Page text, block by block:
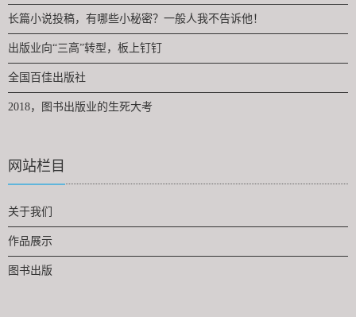
长篇小说投稿，有哪些小秘密？一般人我不告诉他！
出版业向“三高”转型，板上钉钉
全国百佳出版社
2018，图书出版业的生死大考
网站栏目
关于我们
作品展示
图书出版